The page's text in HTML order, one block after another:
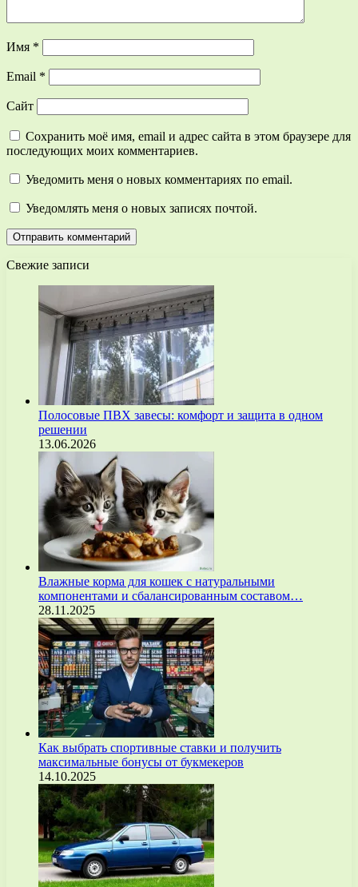
Имя *
Email *
Сайт
Сохранить моё имя, email и адрес сайта в этом браузере для
последующих моих комментариев.
Уведомить меня о новых комментариях по email.
Уведомлять меня о новых записях почтой.
Свежие записи
Полосовые ПВХ завесы: комфорт и защита в одном
решении
13.06.2026
Влажные корма для кошек с натуральными
компонентами и сбалансированным составом…
28.11.2025
Как выбрать спортивные ставки и получить
максимальные бонусы от букмекеров
14.10.2025